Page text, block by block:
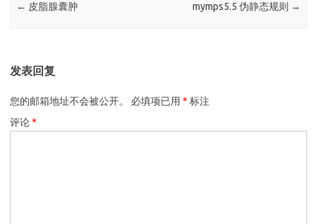
← 皮脂腺囊肿 mymps5.5 伪静态规则 →
发表回复
您的邮箱地址不会被公开。 必填项已用 * 标注
评论*